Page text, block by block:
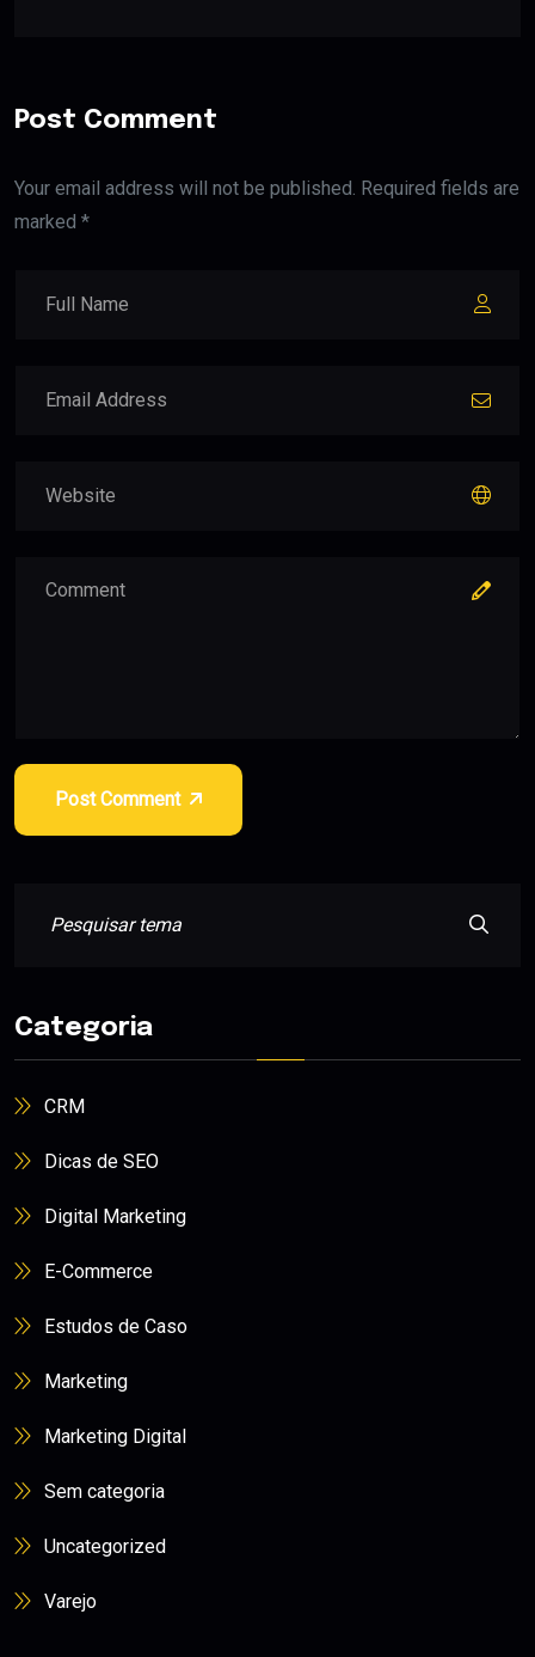
Post Comment
Your email address will not be published. Required fields are
marked *
Post Comment
Categoria
CRM
Dicas de SEO
Digital Marketing
E-Commerce
Estudos de Caso
Marketing
Marketing Digital
Sem categoria
Uncategorized
Varejo